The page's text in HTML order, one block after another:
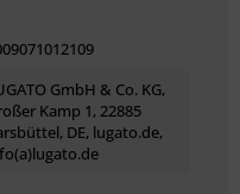
Bereits nach 3
GmbH & Co. KG,
Kamp 1, 22885
DE, lugato.de,